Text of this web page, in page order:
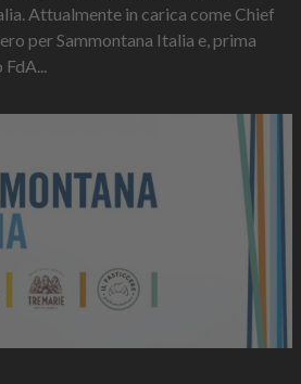
Attualmente in carica come Chief
per Sammontana Italia e, prima